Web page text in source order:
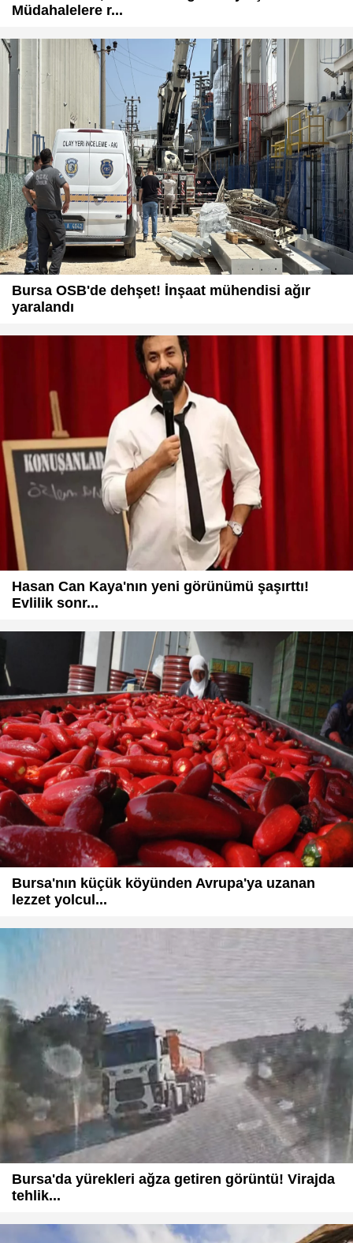
Müdahalelere r...
Bursa OSB'de dehşet! İnşaat mühendisi ağır
yaralandı
Hasan Can Kaya'nın yeni görünümü şaşırttı!
Evlilik sonr...
Bursa'nın küçük köyünden Avrupa'ya uzanan
lezzet yolcul...
Bursa'da yürekleri ağza getiren görüntü! Virajda
tehlik...